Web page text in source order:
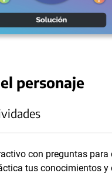
personaje
con preguntas para
tus conocimientos y